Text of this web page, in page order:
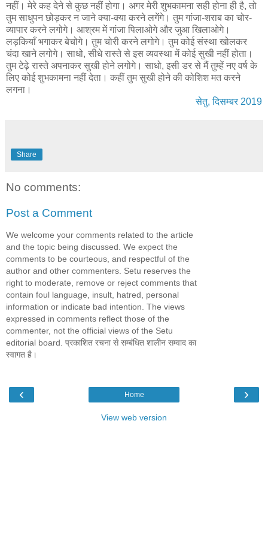
नहीं। मेरे कह देने से कुछ नहीं होगा। अगर मेरी शुभकामना सही होना ही है, तो
तुम साधुपन छोड़कर न जाने क्या-क्या करने लगेंगे। तुम गांजा-शराब का चोर-
व्यापार करने लगोगे। आश्रम में गांजा पिलाओगे और जुआ खिलाओगे।
लड़कियाँ भगाकर बेचोगे। तुम चोरी करने लगोगे। तुम कोई संस्था खोलकर
चंदा खाने लगोगे। साधो, सीधे रास्ते से इस व्यवस्था में कोई सुखी नहीं होता।
तुम टेढ़े रास्ते अपनाकर सुखी होने लगोगे। साधो, इसी डर से मैं तुम्हें नए वर्ष के
लिए कोई शुभकामना नहीं देता। कहीं तुम सुखी होने की कोशिश मत करने
लगना।
सेतु, दिसम्बर 2019
Share
No comments:
Post a Comment
We welcome your comments related to the article
and the topic being discussed. We expect the
comments to be courteous, and respectful of the
author and other commenters. Setu reserves the
right to moderate, remove or reject comments that
contain foul language, insult, hatred, personal
information or indicate bad intention. The views
expressed in comments reflect those of the
commenter, not the official views of the Setu
editorial board. प्रकाशित रचना से सम्बंधित शालीन सम्वाद का
स्वागत है।
‹ ›
Home
View web version